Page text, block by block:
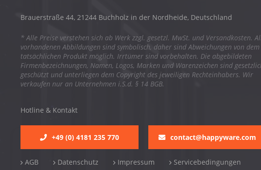
Brauerstraße 44, 21244 Buchholz in der Nordheide, Deutschland
* Alle Preise verstehen sich ab Werk zzgl. gesetzl. MwSt. und Versandkosten.
vorhandenen Abbildungen sind symbolisch, daher sind Abweichungen von dem
tatsächlichen Produkt möglich. Irrtümer sind vorbehalten. Die abgebildeten
Firmenbezeichnungen, Namen, Logos, Marken und Warenzeichen sind
geschützt und unterliegen dem Copyright des jeweiligen Rechteinhabers. Wir
verkaufen nur an Unternehmen i.S.d. § 14 BGB.
Hotline & Kontakt
+49 (0) 4181 235 770 contact@happyware.com
AGB Datenschutz Impressum
Servicebedingungen